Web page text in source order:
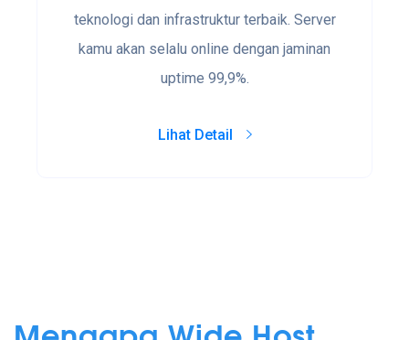
teknologi dan infrastruktur terbaik. Server
kamu akan selalu online dengan jaminan
uptime 99,9%.
Lihat Detail